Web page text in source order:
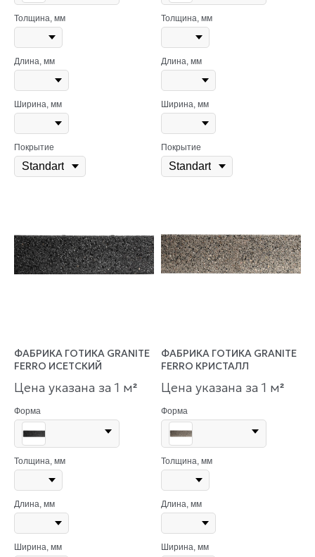
Толщина, мм
Длина, мм
Ширина, мм
Покрытие
Толщина, мм
Длина, мм
Ширина, мм
Покрытие
ФАБРИКА ГОТИКА GRANITE
FERRO ИСЕТСКИЙ
Цена указана за 1 м²
Форма
Толщина, мм
Длина, мм
Ширина, мм
ФАБРИКА ГОТИКА GRANITE
FERRO КРИСТАЛЛ
Цена указана за 1 м²
Форма
Толщина, мм
Длина, мм
Ширина, мм